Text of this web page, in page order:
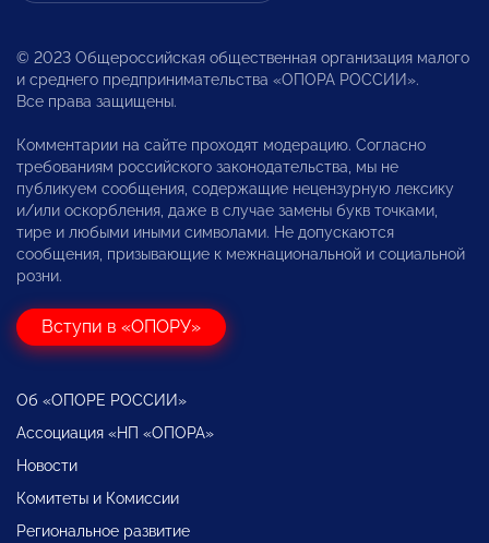
© 2023 Общероссийская общественная организация малого
и среднего предпринимательства «ОПОРА РОССИИ».
Все права защищены.
Комментарии на сайте проходят модерацию. Согласно
требованиям российского законодательства, мы не
публикуем сообщения, содержащие нецензурную лексику
и/или оскорбления, даже в случае замены букв точками,
тире и любыми иными символами. Не допускаются
сообщения, призывающие к межнациональной и социальной
розни.
Вступи в «ОПОРУ»
Об «ОПОРЕ РОССИИ»
Ассоциация «НП «ОПОРА»
Новости
Комитеты и Комиссии
Региональное развитие